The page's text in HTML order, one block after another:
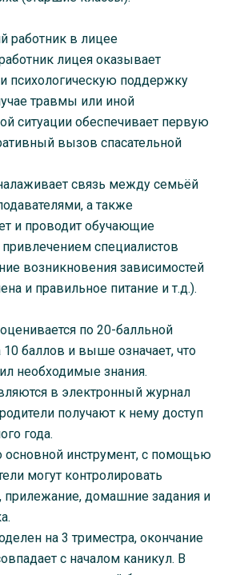
работник в лицее
лицея оказывает
психологическую поддержку
травмы или иной
ситуации обеспечивает первую
вызов спасательной
связь между семьёй
а также
и проводит обучающие
специалистов
возникновения зависимостей
и правильное питание и т.д.).
по 20-балльной
баллов и выше означает, что
необходимые знания.
в электронный журнал
родители получают к нему доступ
года.
основной инструмент, с помощью
могут контролировать
прилежание, домашние задания и
на 3 триместра, окончание
с началом каникул. В